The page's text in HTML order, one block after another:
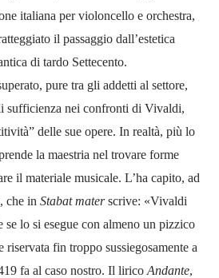
italiana per violoncello e orchestra,
il passaggio dall’estetica
di tardo Settecento.
pure tra gli addetti al settore,
sufficienza nei confronti di Vivaldi,
delle sue opere. In realtà, più lo
la maestria nel trovare forme
il materiale musicale. L’ha capito, ad
che in Stabat materscrive: «Vivaldi
se lo si esegue con almeno un pizzico
riservata fin troppo sussiegosamente a
fa al caso nostro. Il lirico Andante,